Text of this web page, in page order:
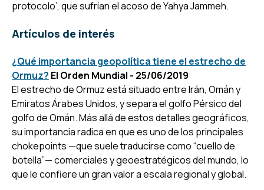
protocolo’, que sufrían el acoso de Yahya Jammeh.
Artículos de interés
¿Qué importancia geopolítica tiene el estrecho de
Ormuz? El Orden Mundial - 25/06/2019
El estrecho de Ormuz está situado entre Irán, Omán y
Emiratos Árabes Unidos, y separa el golfo Pérsico del
golfo de Omán. Más allá de estos detalles geográficos,
su importancia radica en que es uno de los principales
chokepoints —que suele traducirse como “cuello de
botella”— comerciales y geoestratégicos del mundo, lo
que le confiere un gran valor a escala regional y global.